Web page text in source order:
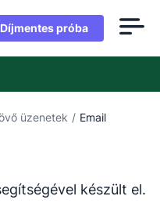
Díjmentes próba
üzenetek / Email
lett lefordítvakészült el.